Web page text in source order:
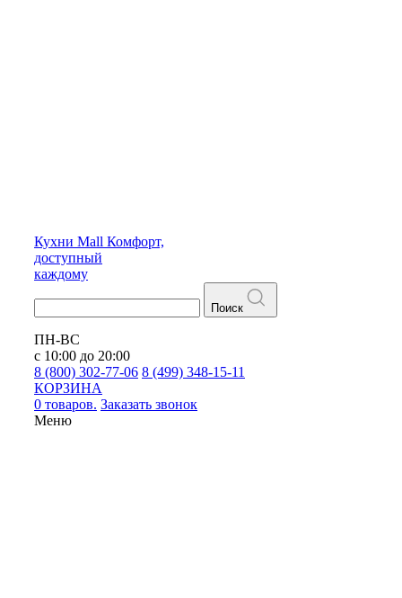
Кухни Mall Комфорт,
доступный
каждому
Поиск
ПН-ВС
с 10:00 до 20:00
8 (800) 302-77-06 8 (499) 348-15-11
КОРЗИНА
0 товаров. Заказать звонок
Меню